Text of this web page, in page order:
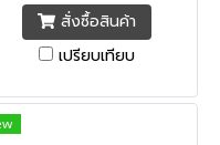
สั่งซื้อสินค้า
เปรียบเทียบ